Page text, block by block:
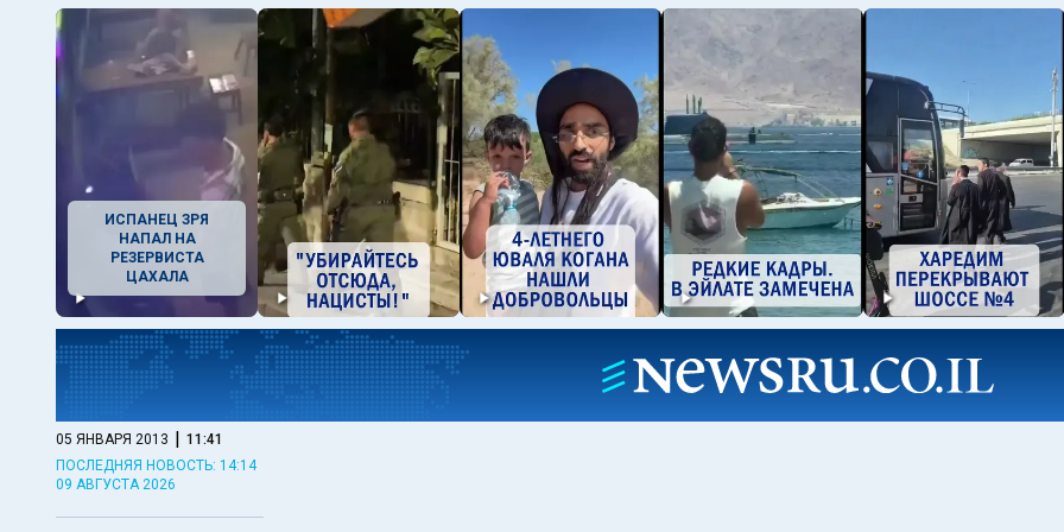
ИСПАНЕЦ ЗРЯ
НАПАЛ НА
РЕЗЕРВИСТА
ЦАХАЛА
05 ЯНВАРЯ 2013 | 11:41
ПОСЛЕДНЯЯ НОВОСТЬ: 14:14
09 АВГУСТА 2026